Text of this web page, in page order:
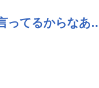
ってるからなあ